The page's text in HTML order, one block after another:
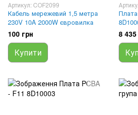
Артикул: COF2099
Кабель мережевий 1,5 метра
230V 10A 2000W євровилка
100 грн
Купити
8 435